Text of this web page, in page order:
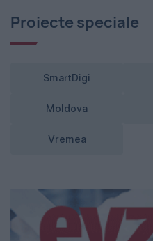
Proiecte speciale
SmartDigi
Moldova
Vremea